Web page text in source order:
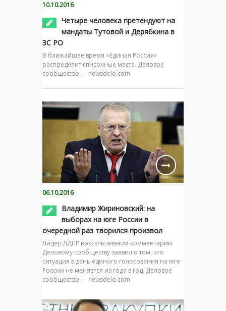
10.10.2016
Четыре человека претендуют на
мандаты Тутовой и Дерябкина в
ЗС РО
В ближайшее время «Единая Россия»
распределит списочные места. Деловое
сообщество — newsdelo.com
06.10.2016
Владимир Жириновский: на
выборах на юге России в
очередной раз творился произвол
Лидер ЛДПР в эксклюзивном комментарии
Деловому сообществу заявил о том, что
ситуация в день единого голосования на юге
России не меняется из года в год. Деловое
сообщество — newsdelo.com